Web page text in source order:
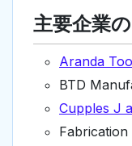
主要企業
Aranda
BTD
Cupples J
Fabrication